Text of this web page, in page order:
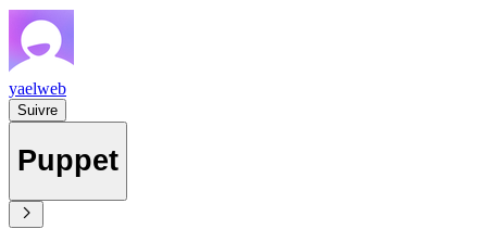
yaelweb
Suivre
Puppet